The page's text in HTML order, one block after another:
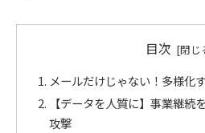
目次
メールだけじゃない！多様化
【データを人質に】事業継続
攻撃